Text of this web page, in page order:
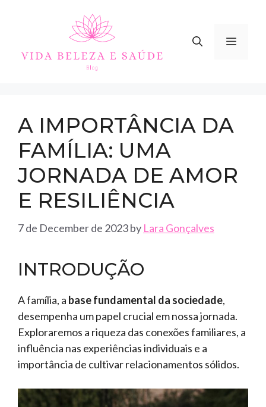
A IMPORTÂNCIA DA
FAMÍLIA: UMA
JORNADA DE AMOR
E RESILIÊNCIA
7 de December de 2023by Lara Gonçalves
INTRODUÇÃO
A família, a base fundamental da sociedade,
desempenha um papel crucial em nossa jornada.
Exploraremos a riqueza das conexões familiares, a
influência nas experiências individuais e a
importância de cultivar relacionamentos sólidos.